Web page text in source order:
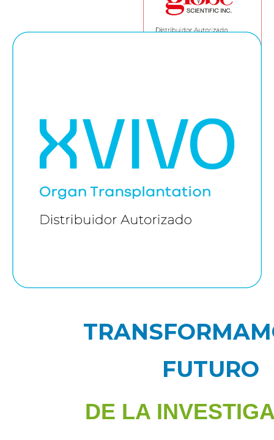
FUTURO
DE LA